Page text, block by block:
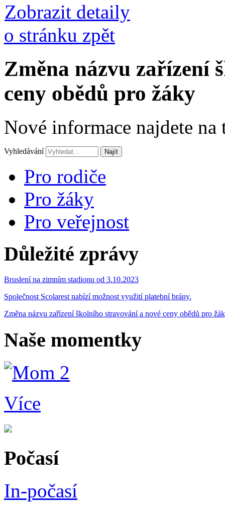
Zobrazit detaily
o stránku zpět
Změna názvu zařízení
ceny obědů pro žáky
Nové informace najdete
Vyhledávání Najít
Pro rodiče
Pro žáky
Pro veřejnost
Důležité zprávy
Bruslení na zimním stadionu od 3.10.2023
Společnost Scolarest nabízí možnost využití platební brány.
Změna názvu zařízení školního stravování a nové ceny obědů pro
Naše momentky
Více
Počasí
In-počasí